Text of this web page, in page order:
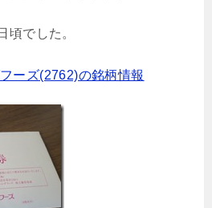
頃でした。
ーズ(2762)の銘柄情報